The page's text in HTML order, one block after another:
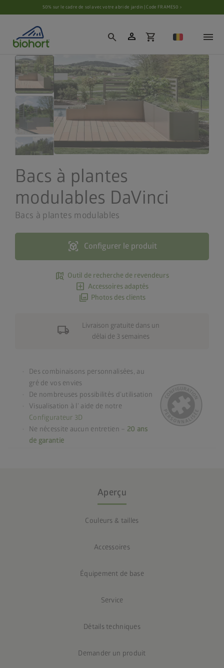
Paramètres des cookies50% sur le cadre de sol avec votre abri de jardin | Code FRAME50 ›
search person shopping_cart
Bacs à plantes
modulables DaVinci
Bacs à plantes modulables
view_in_ar Configurer le produit
map_search Outil de recherche de revendeurs
add_box Accessoires adaptés
photo_library Photos des clients
local_shipping
Livraison gratuite dans un
délai de 3 semaines
Des combinaisons personnalisées, au
gré de vos envies
De nombreuses possibilités d’utilisation
Visualisation à l’ aide de notre
Configurateur 3D
Ne nécessite aucun entretien – 20 ans
de garantie
Aperçu
Couleurs & tailles
Accessoires
Équipement de base
Service
Détails techniques
Demander un produit